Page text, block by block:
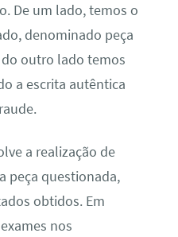
De um lado, temos o
denominado peça
outro lado temos
a escrita autêntica
a realização de
peça questionada,
obtidos. Em
nos